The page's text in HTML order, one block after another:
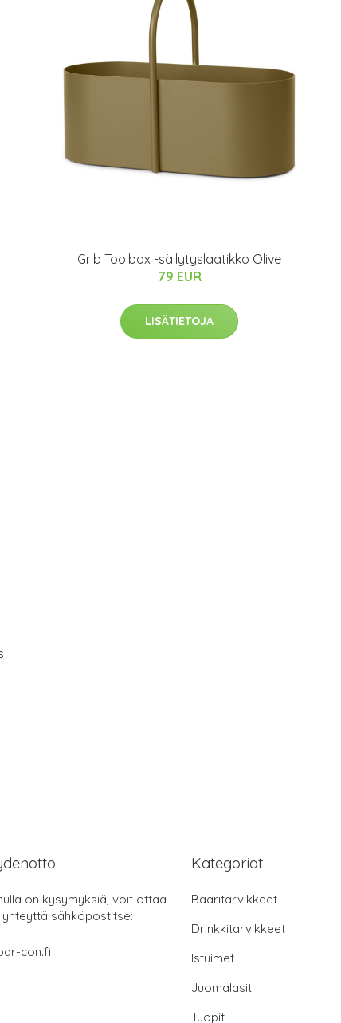
Grib Toolbox -säilytyslaatikko Olive
79 EUR
LISÄTIETOJA
on kysymyksiä, voit ottaa
yhteyttä sähköpostitse:
con.fi
Kategoriat
Baaritarvikkeet
Drinkkitarvikkeet
Istuimet
Juomalasit
Tuopit